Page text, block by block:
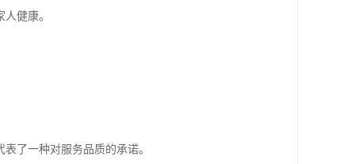
健康。
了一种对服务品质的承诺。